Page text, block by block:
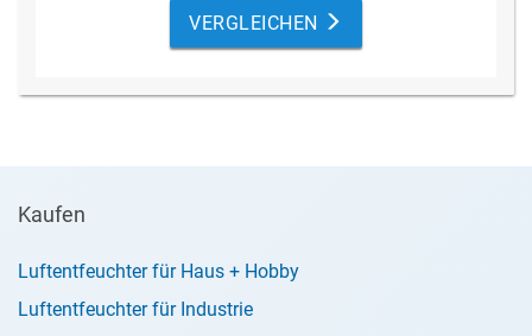
VERGLEICHEN
Kaufen
Luftentfeuchter für Haus + Hobby
Luftentfeuchter für Industrie